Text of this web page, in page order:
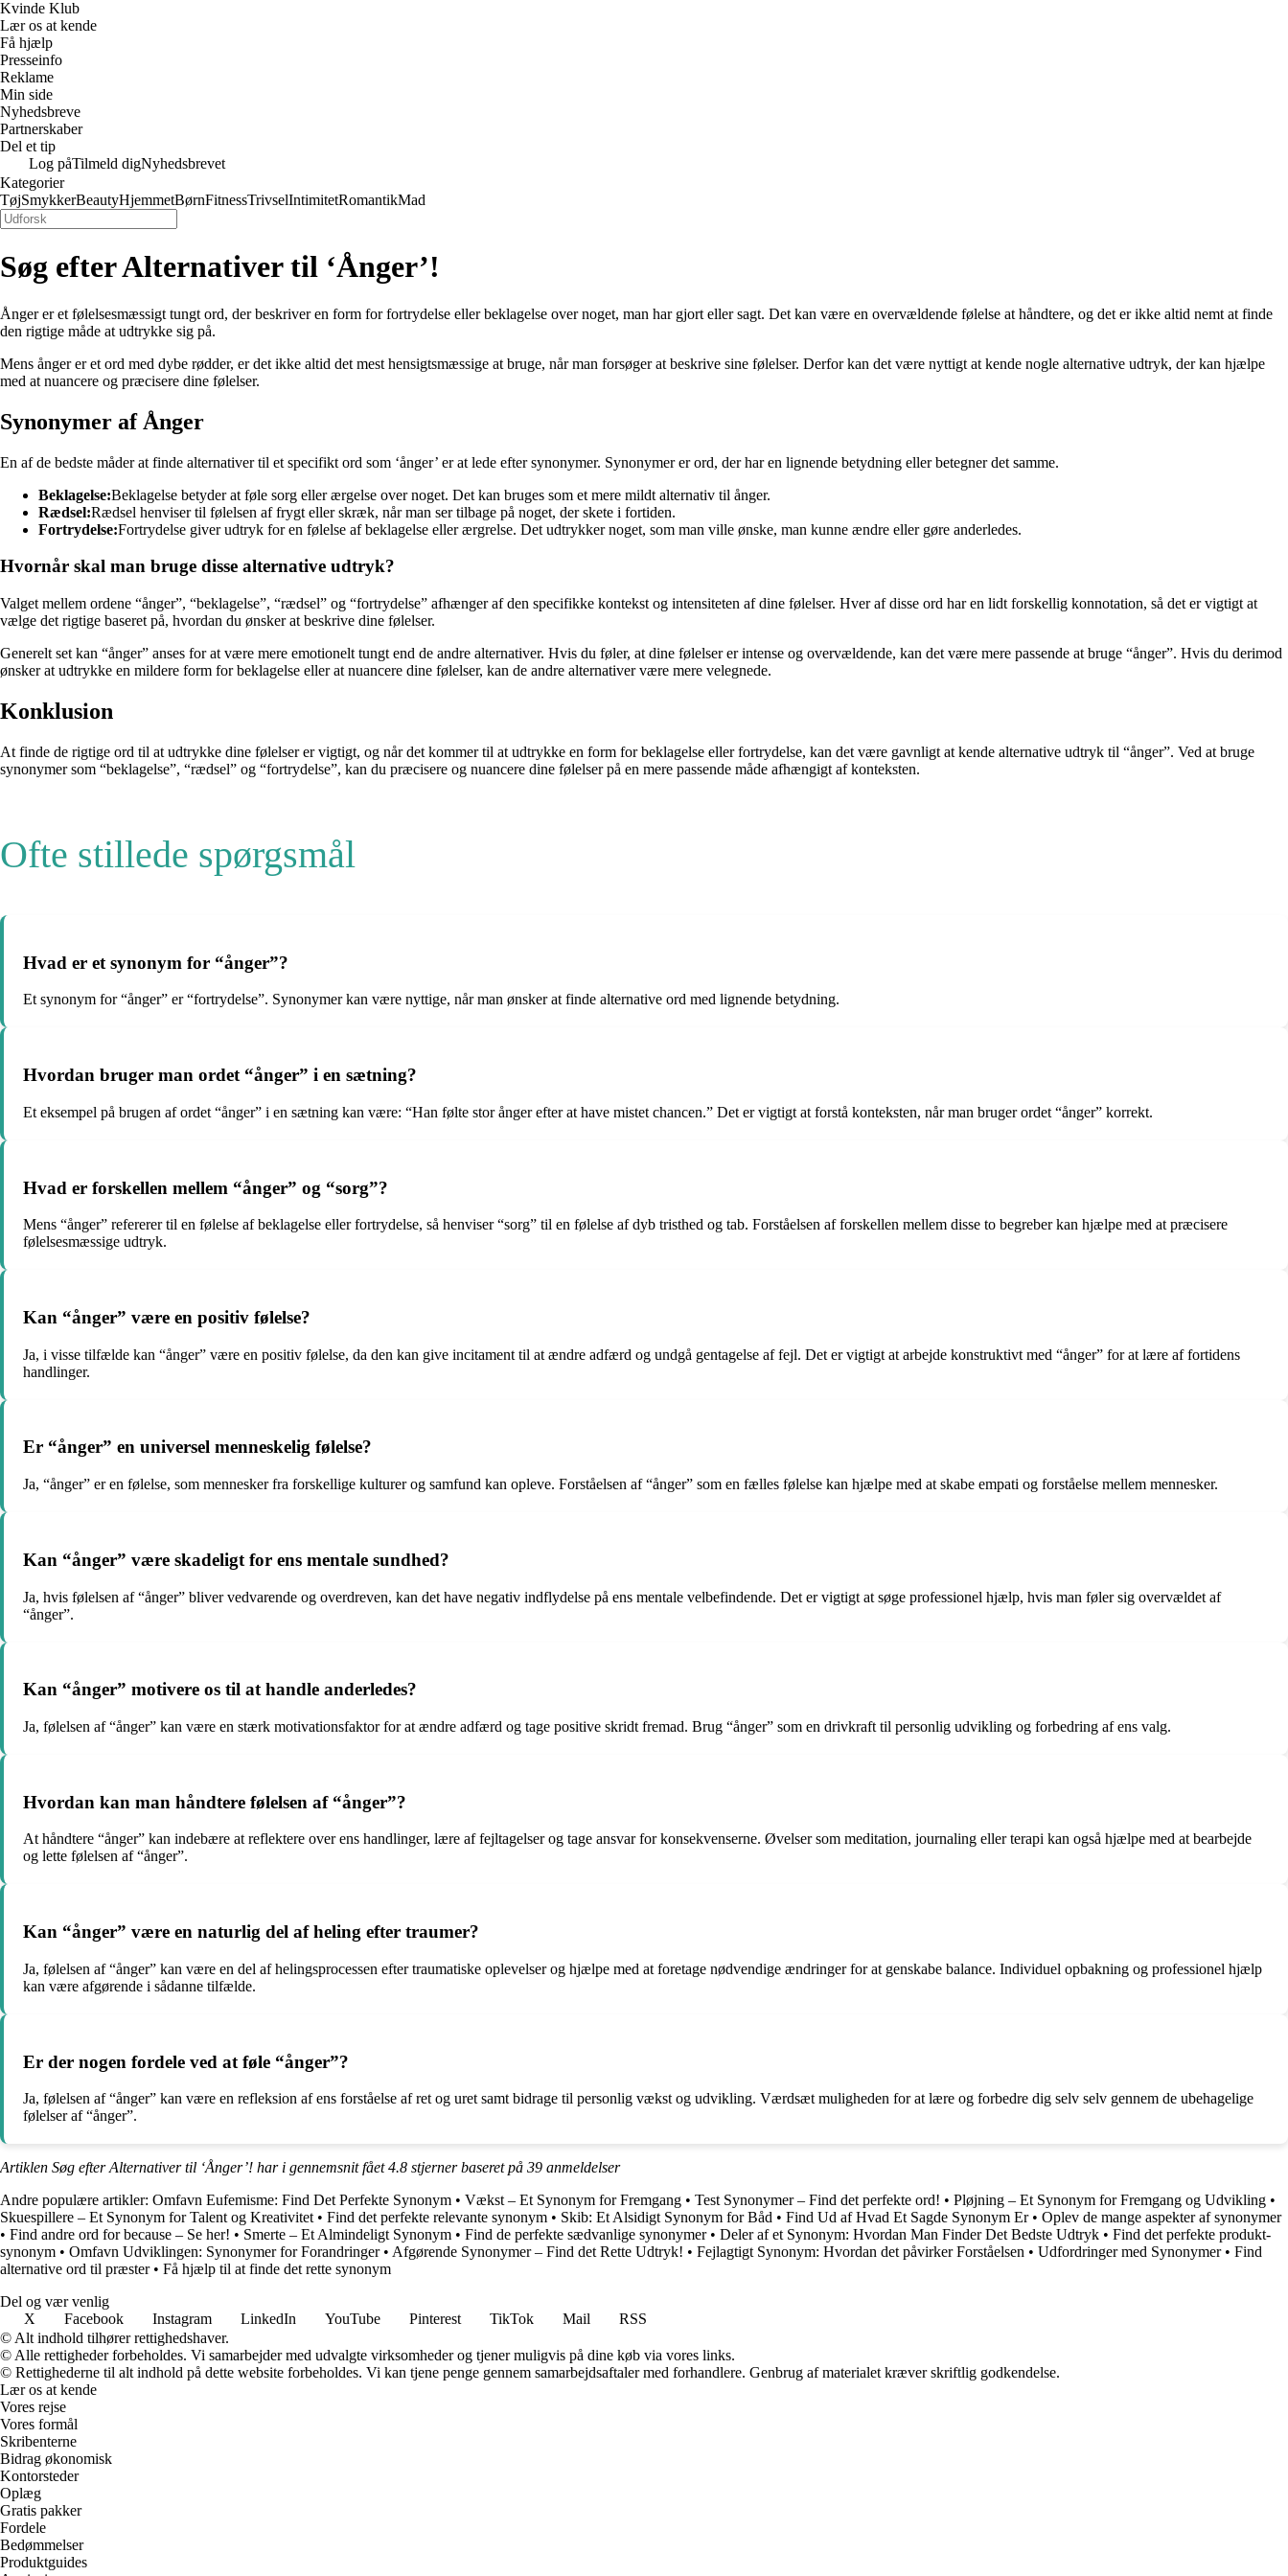
Kvinde Klub
Lær os at kende
Få hjælp
Presseinfo
Reklame
Min side
Nyhedsbreve
Partnerskaber
Del et tip
Log påTilmeld digNyhedsbrevet
Kategorier
TøjSmykkerBeautyHjemmetBørnFitnessTrivselIntimitetRomantikMad
Søg efter Alternativer til ‘Ånger’!
Ånger er et følelsesmæssigt tungt ord, der beskriver en form for fortrydelse eller beklagelse over noget, man har gjort eller sagt. Det kan være en overvældende følelse at håndtere, og det er ikke altid nemt at finde
den rigtige måde at udtrykke sig på.
Mens ånger er et ord med dybe rødder, er det ikke altid det mest hensigtsmæssige at bruge, når man forsøger at beskrive sine følelser. Derfor kan det være nyttigt at kende nogle alternative udtryk, der kan hjælpe
med at nuancere og præcisere dine følelser.
Synonymer af Ånger
En af de bedste måder at finde alternativer til et specifikt ord som ‘ånger’ er at lede efter synonymer. Synonymer er ord, der har en lignende betydning eller betegner det samme.
Beklagelse:Beklagelse betyder at føle sorg eller ærgelse over noget. Det kan bruges som et mere mildt alternativ til ånger.
Rædsel:Rædsel henviser til følelsen af frygt eller skræk, når man ser tilbage på noget, der skete i fortiden.
Fortrydelse:Fortrydelse giver udtryk for en følelse af beklagelse eller ærgrelse. Det udtrykker noget, som man ville ønske, man kunne ændre eller gøre anderledes.
Hvornår skal man bruge disse alternative udtryk?
Valget mellem ordene “ånger”, “beklagelse”, “rædsel” og “fortrydelse” afhænger af den specifikke kontekst og intensiteten af dine følelser. Hver af disse ord har en lidt forskellig konnotation, så det er vigtigt at
vælge det rigtige baseret på, hvordan du ønsker at beskrive dine følelser.
Generelt set kan “ånger” anses for at være mere emotionelt tungt end de andre alternativer. Hvis du føler, at dine følelser er intense og overvældende, kan det være mere passende at bruge “ånger”. Hvis du derimod
ønsker at udtrykke en mildere form for beklagelse eller at nuancere dine følelser, kan de andre alternativer være mere velegnede.
Konklusion
At finde de rigtige ord til at udtrykke dine følelser er vigtigt, og når det kommer til at udtrykke en form for beklagelse eller fortrydelse, kan det være gavnligt at kende alternative udtryk til “ånger”. Ved at bruge
synonymer som “beklagelse”, “rædsel” og “fortrydelse”, kan du præcisere og nuancere dine følelser på en mere passende måde afhængigt af konteksten.
Ofte stillede spørgsmål
Hvad er et synonym for “ånger”?
Et synonym for “ånger” er “fortrydelse”. Synonymer kan være nyttige, når man ønsker at finde alternative ord med lignende betydning.
Hvordan bruger man ordet “ånger” i en sætning?
Et eksempel på brugen af ordet “ånger” i en sætning kan være: “Han følte stor ånger efter at have mistet chancen.” Det er vigtigt at forstå konteksten, når man bruger ordet “ånger” korrekt.
Hvad er forskellen mellem “ånger” og “sorg”?
Mens “ånger” refererer til en følelse af beklagelse eller fortrydelse, så henviser “sorg” til en følelse af dyb tristhed og tab. Forståelsen af forskellen mellem disse to begreber kan hjælpe med at præcisere
følelsesmæssige udtryk.
Kan “ånger” være en positiv følelse?
Ja, i visse tilfælde kan “ånger” være en positiv følelse, da den kan give incitament til at ændre adfærd og undgå gentagelse af fejl. Det er vigtigt at arbejde konstruktivt med “ånger” for at lære af fortidens
handlinger.
Er “ånger” en universel menneskelig følelse?
Ja, “ånger” er en følelse, som mennesker fra forskellige kulturer og samfund kan opleve. Forståelsen af “ånger” som en fælles følelse kan hjælpe med at skabe empati og forståelse mellem mennesker.
Kan “ånger” være skadeligt for ens mentale sundhed?
Ja, hvis følelsen af “ånger” bliver vedvarende og overdreven, kan det have negativ indflydelse på ens mentale velbefindende. Det er vigtigt at søge professionel hjælp, hvis man føler sig overvældet af
“ånger”.
Kan “ånger” motivere os til at handle anderledes?
Ja, følelsen af “ånger” kan være en stærk motivationsfaktor for at ændre adfærd og tage positive skridt fremad. Brug “ånger” som en drivkraft til personlig udvikling og forbedring af ens valg.
Hvordan kan man håndtere følelsen af “ånger”?
At håndtere “ånger” kan indebære at reflektere over ens handlinger, lære af fejltagelser og tage ansvar for konsekvenserne. Øvelser som meditation, journaling eller terapi kan også hjælpe med at bearbejde
og lette følelsen af “ånger”.
Kan “ånger” være en naturlig del af heling efter traumer?
Ja, følelsen af “ånger” kan være en del af helingsprocessen efter traumatiske oplevelser og hjælpe med at foretage nødvendige ændringer for at genskabe balance. Individuel opbakning og professionel hjælp
kan være afgørende i sådanne tilfælde.
Er der nogen fordele ved at føle “ånger”?
Ja, følelsen af “ånger” kan være en refleksion af ens forståelse af ret og uret samt bidrage til personlig vækst og udvikling. Værdsæt muligheden for at lære og forbedre dig selv selv gennem de ubehagelige
følelser af “ånger”.
Artiklen Søg efter Alternativer til ‘Ånger’! har i gennemsnit fået4.8 stjerner baseret på 39 anmeldelser
Andre populære artikler: Omfavn Eufemisme: Find Det Perfekte Synonym • Vækst – Et Synonym for Fremgang • Test Synonymer – Find det perfekte ord! • Pløjning – Et Synonym for Fremgang og Udvikling •
Skuespillere – Et Synonym for Talent og Kreativitet • Find det perfekte relevante synonym • Skib: Et Alsidigt Synonym for Båd • Find Ud af Hvad Et Sagde Synonym Er• Oplev de mange aspekter af synonymer
• Find andre ord for because – Se her! • Smerte – Et Almindeligt Synonym • Find de perfekte sædvanlige synonymer• Deler af et Synonym: Hvordan Man Finder Det Bedste Udtryk • Find det perfekte produkt-
synonym • Omfavn Udviklingen: Synonymer for Forandringer• Afgørende Synonymer – Find det Rette Udtryk! • Fejlagtigt Synonym: Hvordan det påvirker Forståelsen • Udfordringer med Synonymer• Find
alternative ord til præster• Få hjælp til at finde det rette synonym
Del og vær venlig
X
Facebook Instagram LinkedIn YouTube Pinterest TikTok Mail
RSS
© Alt indhold tilhører rettighedshaver.
© Alle rettigheder forbeholdes. Vi samarbejder med udvalgte virksomheder og tjener muligvis på dine køb via vores links.
© Rettighederne til alt indhold på dette website forbeholdes. Vi kan tjene penge gennem samarbejdsaftaler med forhandlere. Genbrug af materialet kræver skriftlig godkendelse.
Lær os at kende
Vores rejse
Vores formål
Skribenterne
Bidrag økonomisk
Kontorsteder
Oplæg
Gratis pakker
Fordele
Bedømmelser
Produktguides